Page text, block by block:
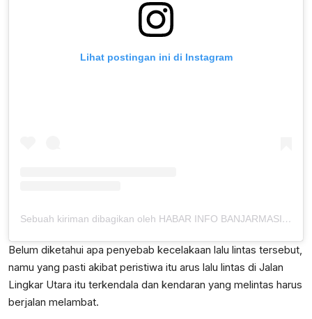
Lihat postingan ini di Instagram
Sebuah kiriman dibagikan oleh HABAR INFO BANJARMASIN KALSEL (@info_kejadian_banjarmasin)
Belum diketahui apa penyebab kecelakaan lalu lintas tersebut,
namu yang pasti akibat peristiwa itu arus lalu lintas di Jalan
Lingkar Utara itu terkendala dan kendaran yang melintas harus
berjalan melambat.